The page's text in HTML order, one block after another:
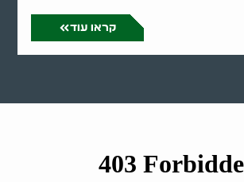
קראו עוד